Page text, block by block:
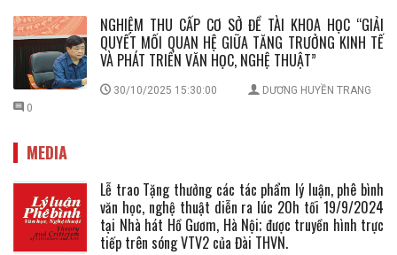
NGHIỆM THU CẤP CƠ SỞ ĐỀ TÀI KHOA HỌC “GIẢI
QUYẾT MỐI QUAN HỆ GIỮA TĂNG TRƯỞNG KINH TẾ
VÀ PHÁT TRIỂN VĂN HỌC, NGHỆ THUẬT”
30/10/2025 15:30:00
DƯƠNG HUYỀN TRANG
0
MEDIA
Lễ trao Tặng thưởng các tác phẩm lý luận, phê bình
văn học, nghệ thuật diễn ra lúc 20h tối 19/9/2024
tại Nhà hát Hồ Gươm, Hà Nội; được truyền hình trực
tiếp trên sóng VTV2 của Đài THVN.